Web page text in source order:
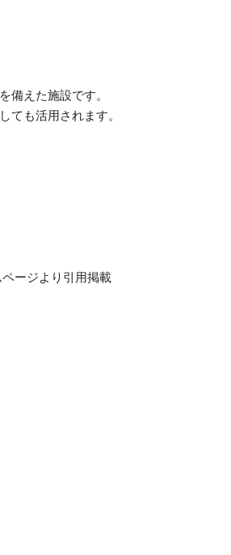
備えた施設です。
ても活用されます。
ージより引用掲載